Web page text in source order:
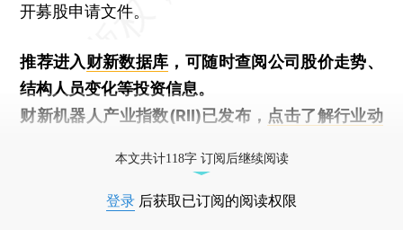
开募股申请文件。
推荐进入财新数据库 ，可随时查阅公司股价走势、
结构人员变化等投资信息。
财新机器人产业指数(RII)已发布， 点击了解行业动
本文共计118字 订阅后继续阅读
登录 后获取已订阅的阅读权限